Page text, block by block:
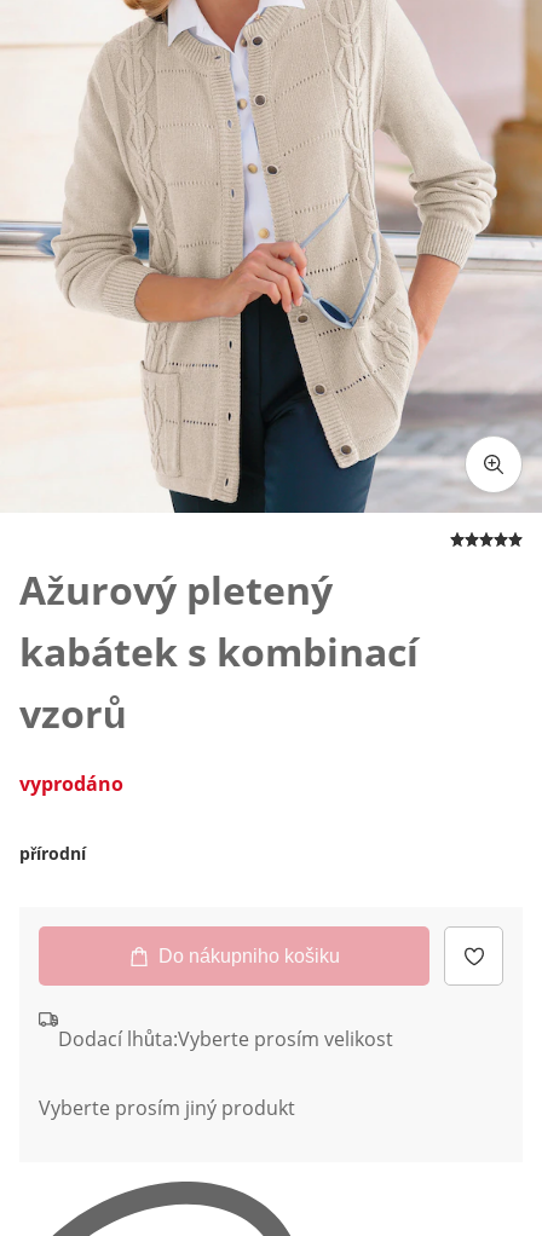
Ažurový pletený
kabátek s kombinací
vzorů
vyprodáno
přírodní
Do nákupniho košiku
Dodací lhůta:Vyberte prosím velikost
Vyberte prosím jiný produkt